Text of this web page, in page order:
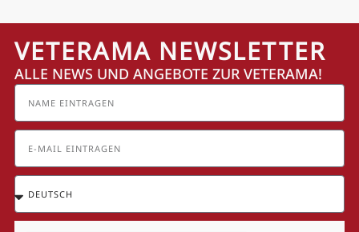
VETERAMA NEWSLETTER
ALLE NEWS UND ANGEBOTE ZUR VETERAMA!